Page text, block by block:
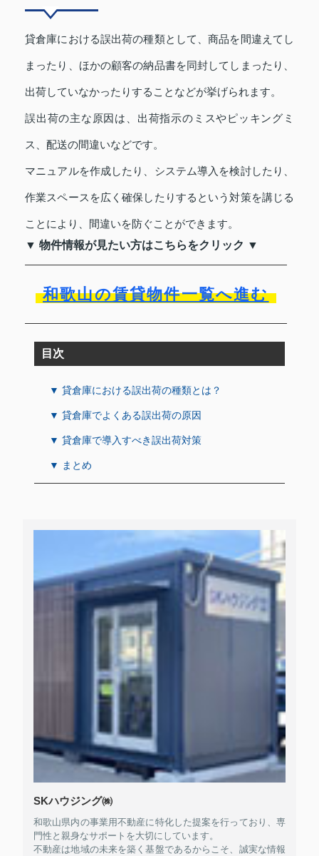
貸倉庫における誤出荷の種類として、商品を間違えてし
まったり、ほかの顧客の納品書を同封してしまったり、
出荷していなかったりすることなどが挙げられます。
誤出荷の主な原因は、出荷指示のミスやピッキングミ
ス、配送の間違いなどです。
マニュアルを作成したり、システム導入を検討したり、
作業スペースを広く確保したりするという対策を講じる
ことにより、間違いを防ぐことができます。
▼ 物件情報が見たい方はこちらをクリック ▼
和歌山の賃貸物件一覧へ進む
目次
▼ 貸倉庫における誤出荷の種類とは？
▼ 貸倉庫でよくある誤出荷の原因
▼ 貸倉庫で導入すべき誤出荷対策
▼ まとめ
SKハウジング㈱
和歌山県内の事業用不動産に特化した提案を行っており、専
門性と親身なサポートを大切にしています。
不動産は地域の未来を築く基盤であるからこそ、誠実な情報